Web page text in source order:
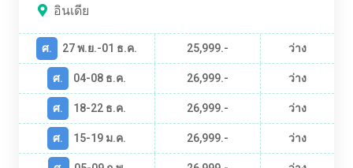
อินเดีย
ศ. 27 พ.ย.-01 ธ.ค. 25,999.-
ว่าง
ศ.
04-08 ธ.ค. 26,999.-
ว่าง
ศ.
18-22 ธ.ค. 26,999.-
ว่าง
ศ.
15-19 ม.ค. 26,999.-
ว่าง